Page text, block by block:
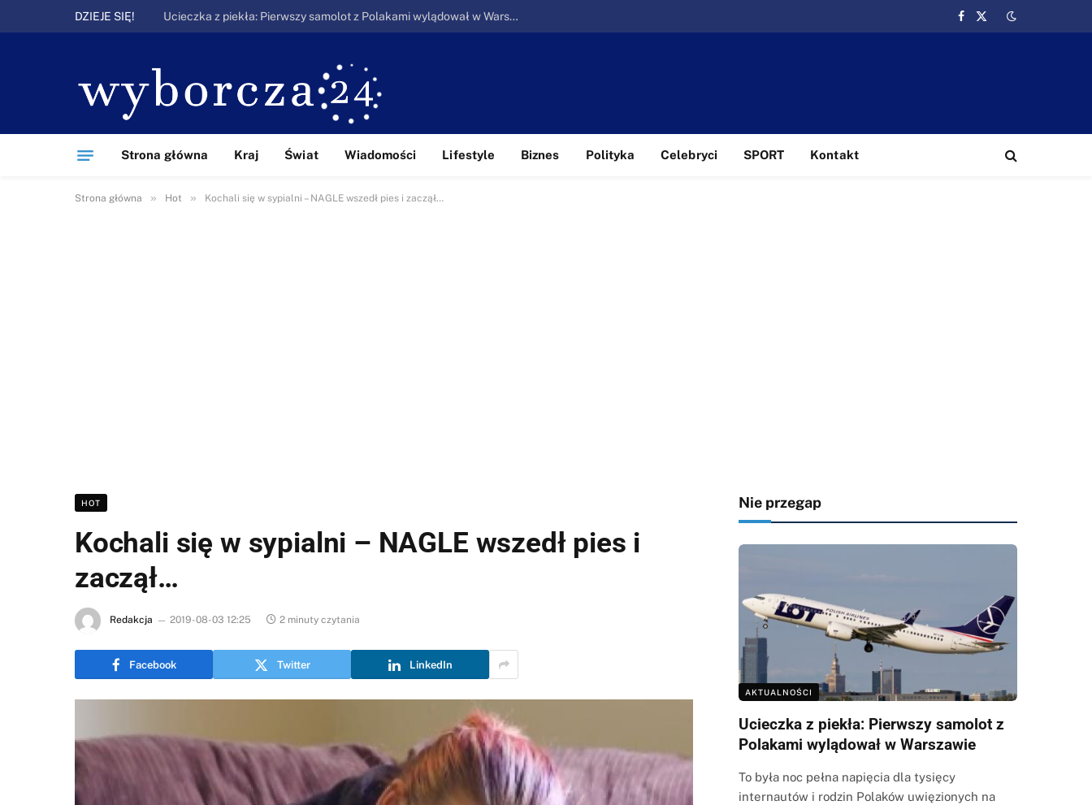
DZIEJE SIĘ! Ucieczka z piekła: Pierwszy samolot z Polakami wylądował w Warszawie
Facebook
X
Strona główna Kraj Świat Wiadomości Lifestyle Biznes Polityka Celebryci SPORT Kontakt
Strona główna » Hot » Kochali się w sypialni – NAGLE wszedł pies i zaczął…
HOT
Kochali się w sypialni – NAGLE wszedł pies i
zaczął…
Redakcja 2019-08-03 12:25 2 minuty czytania
Facebook Twitter LinkedIn
Nie przegap
AKTUALNOŚCI
Ucieczka z piekła: Pierwszy samolot z
Polakami wylądował w Warszawie
To była noc pełna napięcia dla tysięcy
internautów i rodzin Polaków uwięzionych na